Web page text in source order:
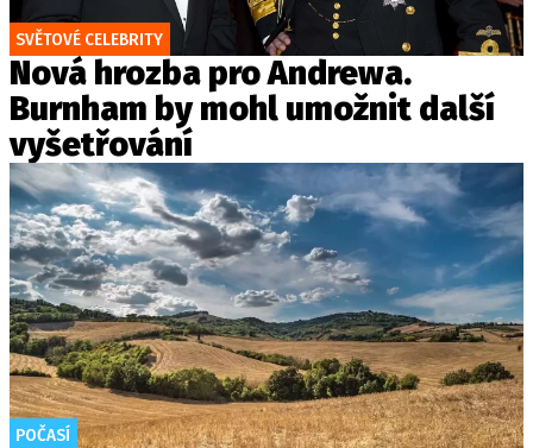
SVĚTOVÉ CELEBRITY
Nová hrozba pro Andrewa.
Burnham by mohl umožnit další
vyšetřování
POČASÍ